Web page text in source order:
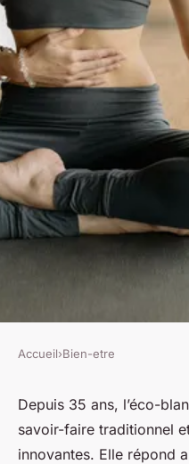
Découvrez
le thor : 35
Accueil›Bien-etre
Depuis 35 ans, l’éco-
savoir-faire traditionnel
innovantes. Elle répond